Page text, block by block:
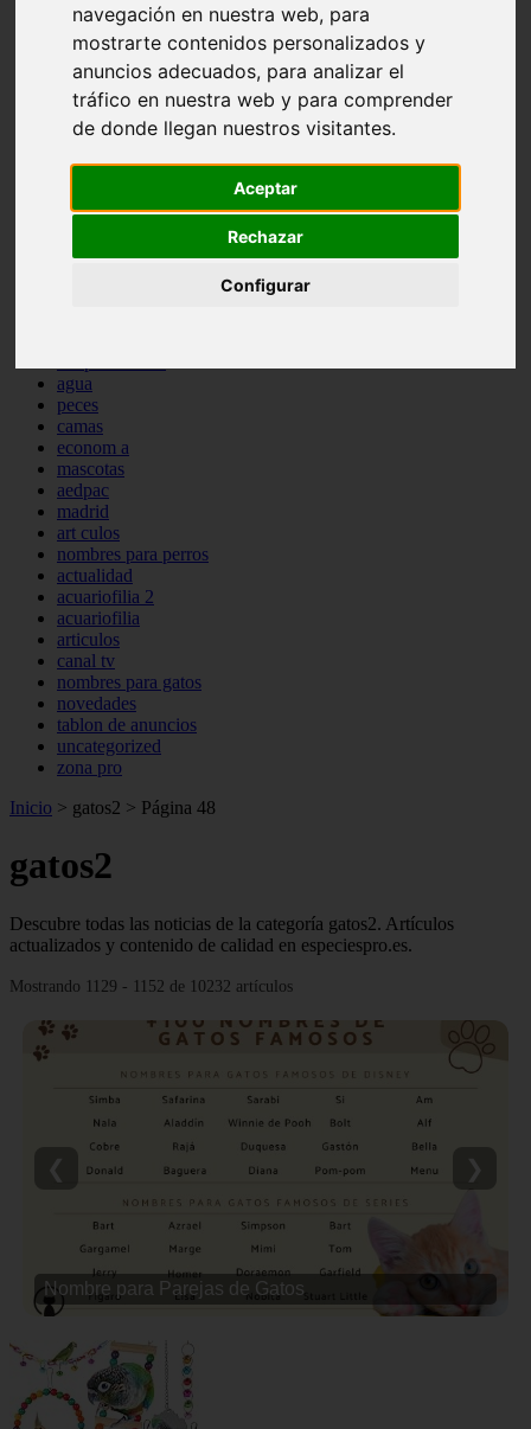
navegación en nuestra web, para
mostrarte contenidos personalizados y
anuncios adecuados, para analizar el
tráfico en nuestra web y para comprender
de donde llegan nuestros visitantes.
Aceptar
Rechazar
Configurar
protagonistas
reptiles
abandono
adopci n
ferias
higiene
acuario
comercios
viajar
agua
peces
camas
econom a
mascotas
aedpac
madrid
art culos
nombres para perros
actualidad
acuariofilia 2
acuariofilia
articulos
canal tv
nombres para gatos
novedades
tablon de anuncios
uncategorized
zona pro
Inicio > gatos2 > Página 48
gatos2
Descubre todas las noticias de la categoría gatos2. Artículos
actualizados y contenido de calidad en especiespro.es.
Mostrando 1129 - 1152 de 10232 artículos
Nombre para Parejas de Gatos
❮ ❯